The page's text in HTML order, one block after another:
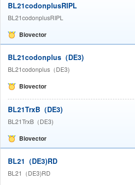
BL21codonplusRIPL
BL21codonplusRIPL
Biovector
BL21codonplus（DE3)
BL21codonplus（DE3)
Biovector
BL21TrxB（DE3)
BL21TrxB（DE3)
Biovector
BL21（DE3)RD
BL21（DE3)RD